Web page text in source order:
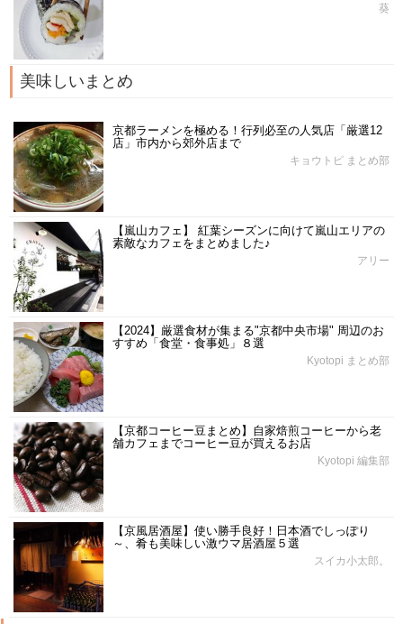
葵
美味しいまとめ
京都ラーメンを極める！行列必至の人気店「厳選12
店」市内から郊外店まで
キョウトピ まとめ部
【嵐山カフェ】 紅葉シーズンに向けて嵐山エリアの
素敵なカフェをまとめました♪
アリー
【2024】厳選食材が集まる"京都中央市場" 周辺のお
すすめ「食堂・食事処」８選
Kyotopi まとめ部
【京都コーヒー豆まとめ】自家焙煎コーヒーから老
舗カフェまでコーヒー豆が買えるお店
Kyotopi 編集部
【京風居酒屋】使い勝手良好！日本酒でしっぽり
～、肴も美味しい激ウマ居酒屋５選
スイカ小太郎。